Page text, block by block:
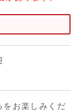
をお楽しみくだ